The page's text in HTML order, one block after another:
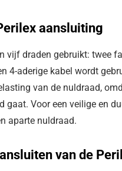
aansluiting
draden gebruikt: twee
4-aderige kabel wordt
van de nuldraad,
Voor een veilige en
aparte nuldraad.
van de